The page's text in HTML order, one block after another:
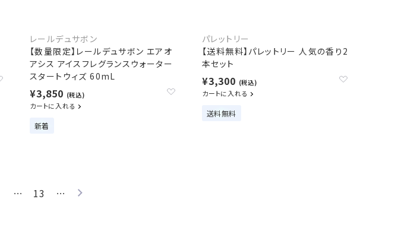
レールデュサボン
【数量限定】レールデュサボン エアオ
アシス アイスフレグランスウォーター
スタートウィズ 60mL
¥3,850 (税込)
カートに入れる
新着
パレットリー
【送料無料】パレットリー 人気の香り2
本セット
¥3,300 (税込)
カートに入れる
送料無料
… 13 …